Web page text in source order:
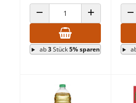
ANZAHL VERRINGERNANZAHL
ab3Stück5% sparen